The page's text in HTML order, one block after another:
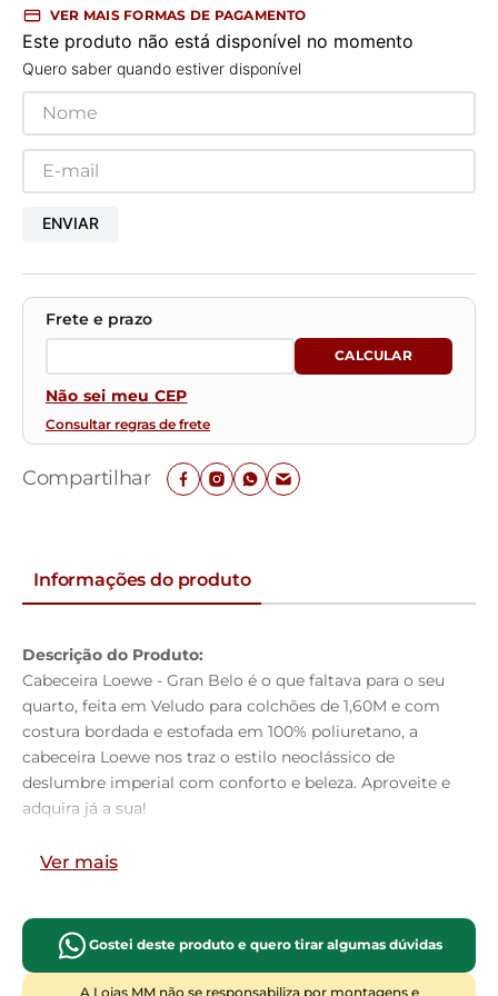
VER MAIS FORMAS DE PAGAMENTO
Este produto não está disponível no momento
Quero saber quando estiver disponível
ENVIAR
Não sei meu CEP
Consultar regras de frete
Compartilhar
Informações do produto
Descrição do Produto:
Cabeceira Loewe - Gran Belo é o que faltava para o seu
quarto, feita em Veludo para colchões de 1,60M e com
costura bordada e estofada em 100% poliuretano, a
cabeceira Loewe nos traz o estilo neoclássico de
deslumbre imperial com conforto e beleza. Aproveite e
adquira já a sua!
Altura:138cm
Profundidade:
Largura Para Colchão:160cm
Ver mais
Gostei deste produto e quero tirar algumas dúvidas
A Lojas MM não se responsabiliza por montagens e